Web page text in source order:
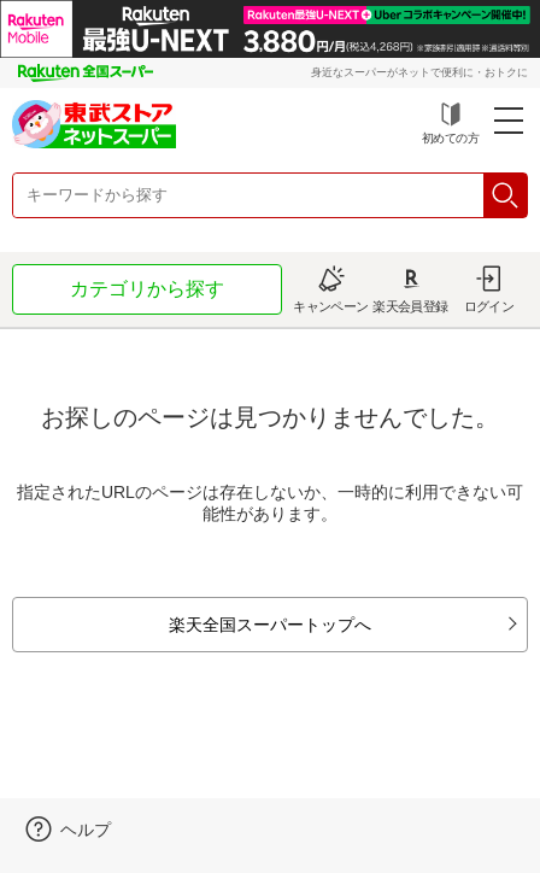
身近なスーパーがネットで便利に・おトクに
初めての方
カテゴリから探す
キャンペーン 楽天会員登録 ログイン
お探しのページは見つかりませんでした。
指定されたURLのページは存在しないか、一時的に利用できない可
能性があります。
楽天全国スーパートップへ
ヘルプ